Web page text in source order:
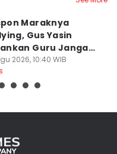
Maraknya
Gus Yasin
Guru Jangan
Siswa
2026, 10:40 WIB